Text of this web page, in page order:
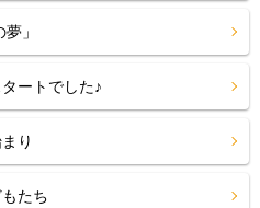
」
ートでした♪
り
たち